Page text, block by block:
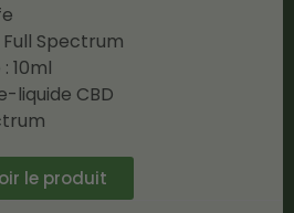
Spectrum
10ml
liquide CBD
le produit